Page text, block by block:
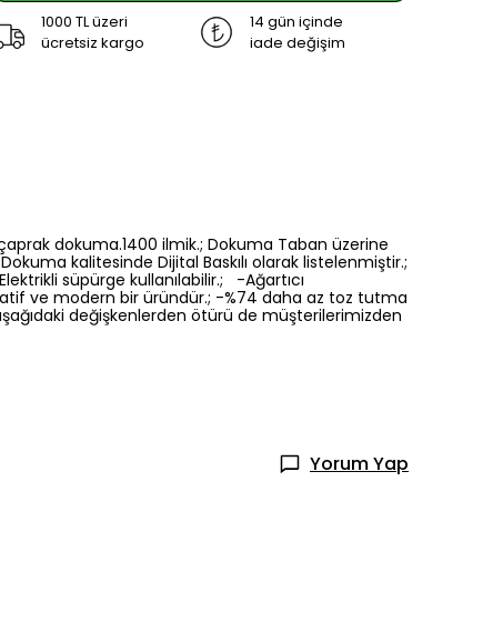
1000 TL üzeri
ücretsiz kargo
14 gün içinde
iade değişim
çaprak dokuma.1400 ilmik.; Dokuma Taban üzerine
kalitesinde Dijital Baskılı olarak listelenmiştir.;
süpürge kullanılabilir.; -Ağartıcı
ve modern bir üründür.; -%74 daha az toz tutma
değişkenlerden ötürü de müşterilerimizden
Yorum Yap